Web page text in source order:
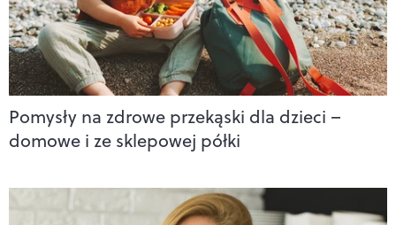
Pomysły na zdrowe przekąski dla dzieci –
domowe i ze sklepowej półki